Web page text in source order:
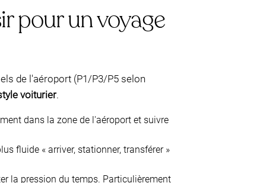
pour un voyage
de l'aéroport (P1/P3/P5 selon
voiturier.
dans la zone de l'aéroport et suivre
fluide « arriver, stationner, transférer »
la pression du temps. Particulièrement